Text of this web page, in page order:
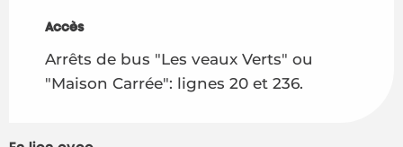
Accès
Accès
Arrêts de bus "Les veaux Verts" ou
"Maison Carrée": lignes 20 et 236.